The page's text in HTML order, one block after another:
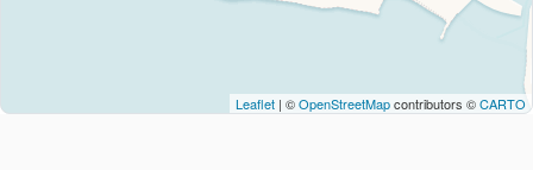
Leaflet | ©OpenStreetMapcontributors ©CARTO